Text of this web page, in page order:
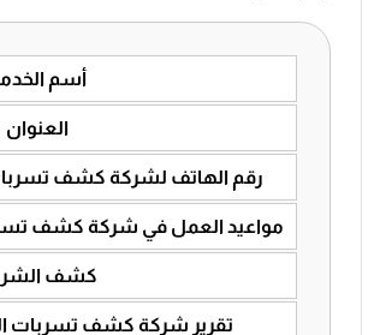
أسم
العنوان
رقم الهاتف لشركة كشف
مواعيد العمل في شركة كشف
كشف
تقرير شركة كشف تسربات